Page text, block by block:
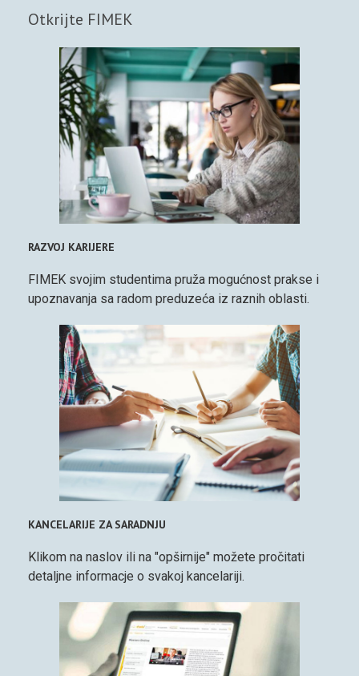
Otkrijte FIMEK
RAZVOJ KARIJERE
FIMEK svojim studentima pruža mogućnost prakse i
upoznavanja sa radom preduzeća iz raznih oblasti.
KANCELARIJE ZA SARADNJU
Klikom na naslov ili na "opširnije" možete pročitati
detaljne informacje o svakoj kancelariji.